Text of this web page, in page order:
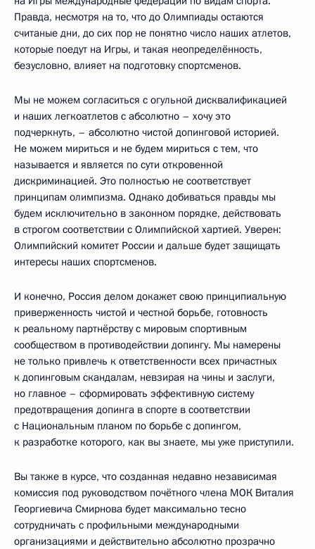
Правда, несмотря на то, что до Олимпиады остаются
считаные дни, до сих пор не понятно число наших атлетов,
которые поедут на Игры, и такая неопределённость,
безусловно, влияет на подготовку спортсменов.
Мы не можем согласиться с огульной дисквалификацией
и наших легкоатлетов с абсолютно – хочу это
подчеркнуть, – абсолютно чистой допинговой историей.
Не можем мириться и не будем мириться с тем, что
называется и является по сути откровенной
дискриминацией. Это полностью не соответствует
принципам олимпизма. Однако добиваться правды мы
будем исключительно в законном порядке, действовать
в строгом соответствии с Олимпийской хартией. Уверен:
Олимпийский комитет России и дальше будет защищать
интересы наших спортсменов.
И конечно, Россия делом докажет свою принципиальную
приверженность чистой и честной борьбе, готовность
к реальному партнёрству с мировым спортивным
сообществом в противодействии допингу. Мы намерены
не только привлечь к ответственности всех причастных
к допинговым скандалам, невзирая на чины и заслуги,
но главное – сформировать эффективную систему
предотвращения допинга в спорте в соответствии
с Национальным планом по борьбе с допингом,
к разработке которого, как вы знаете, мы уже приступили.
Вы также в курсе, что созданная недавно независимая
комиссия под руководством почётного члена МОК Виталия
Георгиевича Смирнова будет максимально тесно
сотрудничать с профильными международными
организациями и действительно абсолютно прозрачно